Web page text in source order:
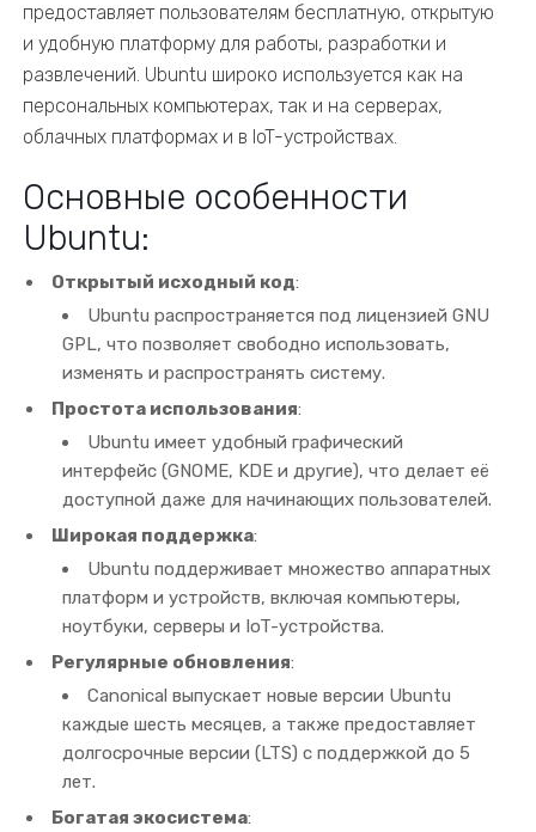
предоставляет пользователям бесплатную, открытую
и удобную платформу для работы, разработки и
развлечений. Ubuntu широко используется как на
персональных компьютерах, так и на серверах,
облачных платформах и в IoT-устройствах.
Основные особенности
Ubuntu:
Открытый исходный код:
Ubuntu распространяется под лицензией GNU
GPL, что позволяет свободно использовать,
изменять и распространять систему.
Простота использования:
Ubuntu имеет удобный графический
интерфейс (GNOME, KDE и другие), что делает её
доступной даже для начинающих пользователей.
Широкая поддержка:
Ubuntu поддерживает множество аппаратных
платформ и устройств, включая компьютеры,
ноутбуки, серверы и IoT-устройства.
Регулярные обновления:
Canonical выпускает новые версии Ubuntu
каждые шесть месяцев, а также предоставляет
долгосрочные версии (LTS) с поддержкой до 5
лет.
Богатая экосистема: